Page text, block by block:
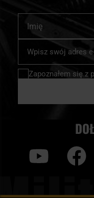
nasz
newsletter:
Zapoznałem się z